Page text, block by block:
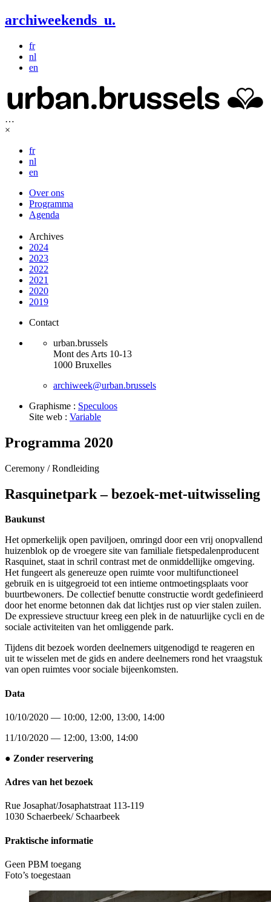
archiweekends u.
fr
nl
en
…
×
fr
nl
en
Over ons
Programma
Agenda
Archives
2024
2023
2022
2021
2020
2019
Contact
urban.brussels
Mont des Arts 10-13
1000 Bruxelles
archiweek@urban.brussels
Graphisme : Speculoos
Site web : Variable
Programma 2020
Ceremony /Rondleiding
Rasquinetpark – bezoek-met-uitwisseling
Baukunst
Het opmerkelijk open paviljoen, omringd door een vrij onopvallend
huizenblok op de vroegere site van familiale fietspedalenproducent
Rasquinet, staat in schril contrast met de onmiddellijke omgeving.
Het fungeert als genereuze open ruimte voor multifunctioneel
gebruik en is uitgegroeid tot een intieme ontmoetingsplaats voor
buurtbewoners. De collectief benutte constructie wordt gedefinieerd
door het enorme betonnen dak dat lichtjes rust op vier stalen zuilen.
De expressieve structuur kreeg een plek in de natuurlijke cycli en de
sociale activiteiten van het omliggende park.
Tijdens dit bezoek worden deelnemers uitgenodigd te reageren en
uit te wisselen met de gids en andere deelnemers rond het vraagstuk
van open ruimtes voor sociale bijeenkomsten.
Data
10/10/2020 — 10:00, 12:00, 13:00, 14:00
11/10/2020 — 12:00, 13:00, 14:00
● Zonder reservering
Adres van het bezoek
Rue Josaphat/Josaphatstraat 113-119
1030 Schaerbeek/ Schaarbeek
Praktische informatie
Geen PBM toegang
Foto’s toegestaan